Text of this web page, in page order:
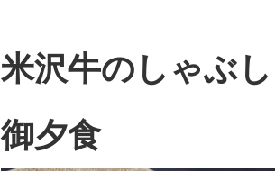
米沢牛のしゃぶ
御夕食